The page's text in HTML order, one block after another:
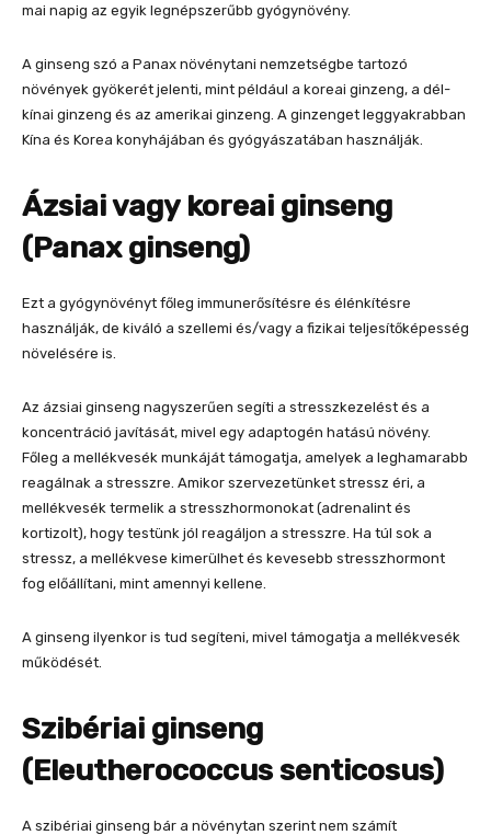
mai napig az egyik legnépszerűbb gyógynövény.
A ginseng szó a Panax növénytani nemzetségbe tartozó
növények gyökerét jelenti, mint például a koreai ginzeng, a dél-
kínai ginzeng és az amerikai ginzeng. A ginzenget leggyakrabban
Kína és Korea konyhájában és gyógyászatában használják.
Ázsiai vagy koreai ginseng
(Panax ginseng)
Ezt a gyógynövényt főleg immunerősítésre és élénkítésre
használják, de kiváló a szellemi és/vagy a fizikai teljesítőképesség
növelésére is.
Az ázsiai ginseng nagyszerűen segíti a stresszkezelést és a
koncentráció javítását, mivel egy adaptogén hatású növény.
Főleg a mellékvesék munkáját támogatja, amelyek a leghamarabb
reagálnak a stresszre. Amikor szervezetünket stressz éri, a
mellékvesék termelik a stresszhormonokat (adrenalint és
kortizolt), hogy testünk jól reagáljon a stresszre. Ha túl sok a
stressz, a mellékvese kimerülhet és kevesebb stresszhormont
fog előállítani, mint amennyi kellene.
A ginseng ilyenkor is tud segíteni, mivel támogatja a mellékvesék
működését.
Szibériai ginseng
(Eleutherococcus senticosus)
A szibériai ginseng bár a növénytan szerint nem számít